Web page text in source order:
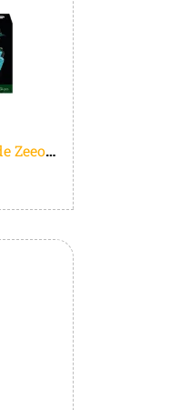
LEGO Ideas Drijvende Zeeotters - 21366